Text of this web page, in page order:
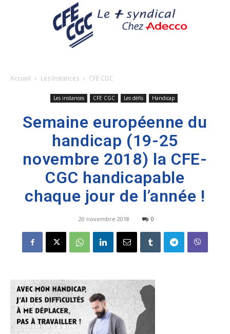
Accueil Les instances CFE CGC
Les instances CFE CGC Les défis Handicap
Semaine européenne du
handicap (19-25
novembre 2018) la CFE-
CGC handicapable
chaque jour de l’année !
20 novembre 2018 0